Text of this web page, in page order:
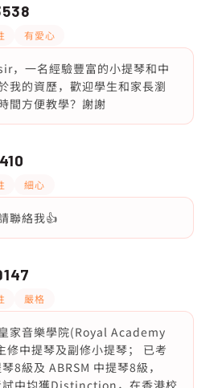
有愛心
，一名經驗豐富的小提琴和中
我的資歷，歡迎學生和家長瀏
間方便教學？謝謝
細心
聯絡我👍
嚴格
家音樂學院(Royal Academy
中提琴及副修小提琴； 已考
8級及 ABRSM 中提琴8級，
試中均獲Distinction，在香港校